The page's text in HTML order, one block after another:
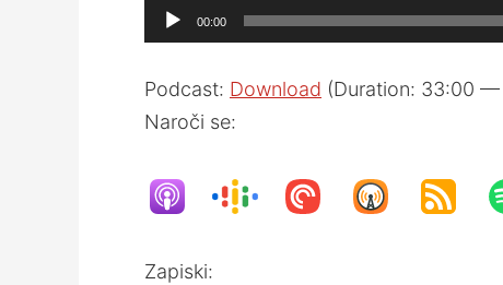
Audio
Player
00:00
Podcast: Download (Duration: 33:00 —
Naroči se:
Zapiski: